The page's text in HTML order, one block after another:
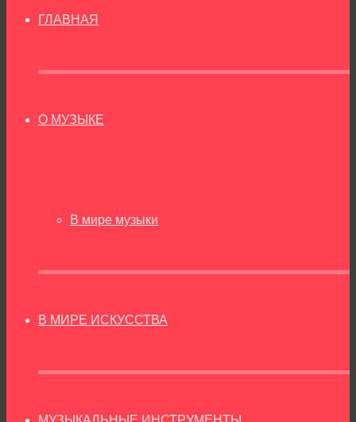
ГЛАВНАЯ
О МУЗЫКЕ
В мире музыки
В МИРЕ ИСКУССТВА